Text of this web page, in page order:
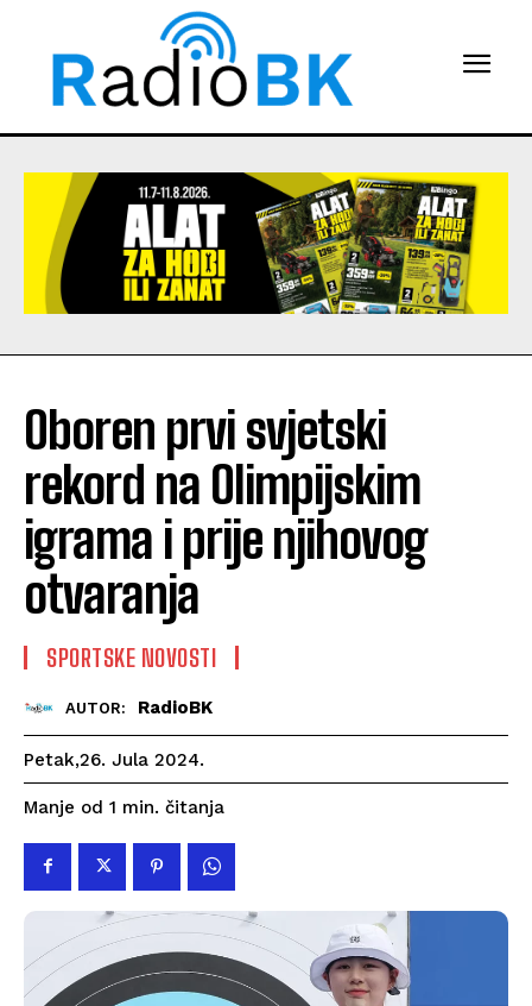
Oboren prvi svjetski
rekord na Olimpijskim
igrama i prije njihovog
otvaranja
SPORTSKE NOVOSTI
AUTOR: RadioBK
Petak,26. Jula 2024.
Manje od 1 min. čitanja